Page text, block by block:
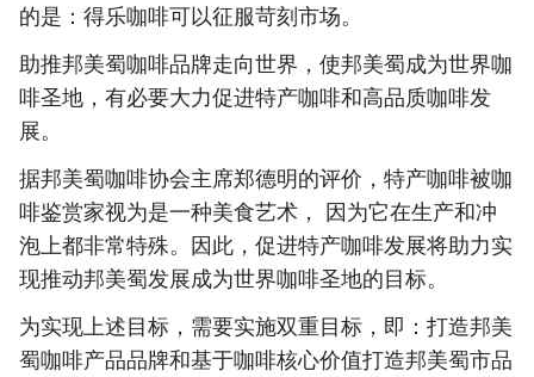
的是：得乐咖啡可以征服苛刻市场。
助推邦美蜀咖啡品牌走向世界，使邦美蜀成为世界咖
啡圣地，有必要大力促进特产咖啡和高品质咖啡发
展。
据邦美蜀咖啡协会主席郑德明的评价，特产咖啡被咖
啡鉴赏家视为是一种美食艺术， 因为它在生产和冲
泡上都非常特殊。因此，促进特产咖啡发展将助力实
现推动邦美蜀发展成为世界咖啡圣地的目标。
为实现上述目标，需要实施双重目标，即：打造邦美
蜀咖啡产品品牌和基于咖啡核心价值打造邦美蜀市品